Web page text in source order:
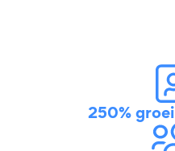
250% groei